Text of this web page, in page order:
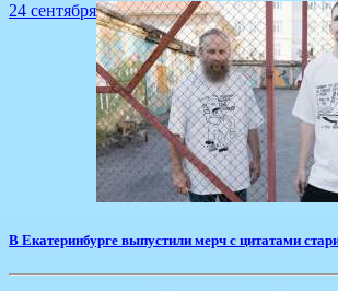
24 сентября
В Екатеринбурге выпустили мерч с цитатами